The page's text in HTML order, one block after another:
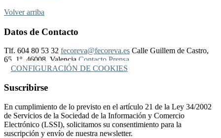
Volver arriba
Datos de Contacto
Tlf. 604 80 53 32 fecoreva@fecoreva.es Calle Guillem de Castro,
65, 1º, 46008, Valencia Contacto Prensa
CONFIGURACIÓN DE COOKIES
Suscribirse
En cumplimiento de lo previsto en el artículo 21 de la Ley 34/2002
de Servicios de la Sociedad de la Información y Comercio
Electrónico (LSSI), solicitamos su consentimiento para la
suscripción y envío de nuestra newsletter.